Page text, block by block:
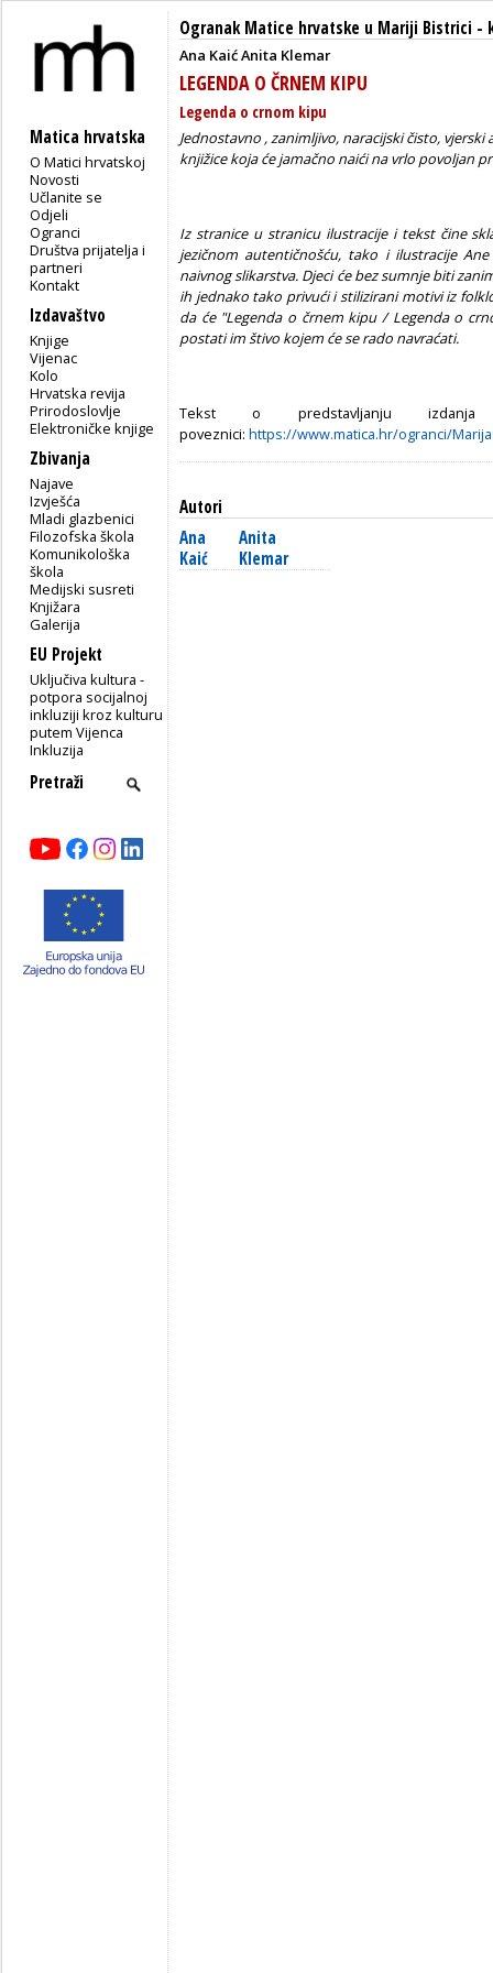
Matica hrvatska
O Matici hrvatskoj
Novosti
Učlanite se
Odjeli
Ogranci
Društva prijatelja i
partneri
Kontakt
Izdavaštvo
Knjige
Vijenac
Kolo
Hrvatska revija
Prirodoslovlje
Elektroničke knjige
Zbivanja
Najave
Izvješća
Mladi glazbenici
Filozofska škola
Komunikološka
škola
Medijski susreti
Knjižara
Galerija
EU Projekt
Uključiva kultura -
potpora socijalnoj
inkluziji kroz kulturu
putem Vijenca
Inkluzija
Ogranak Matice hrvatske u Mariji Bistrici -
Ana KaićAnita Klemar
LEGENDA O ČRNEM KIPU
Legenda o crnom kipu
Jednostavno , zanimljivo, naracijski čisto,
knjižice koja će jamačno naići na vrlo povoljan
Iz stranice u stranicu ilustracije i tekst čine
jezičnom autentičnošću, tako i ilustracije
naivnog slikarstva. Djeci će bez sumnje biti
ih jednako tako privući i stilizirani motivi iz
da će "Legenda o črnem kipu / Legenda o
postati im štivo kojem će se rado navraćati.
Tekst o predstavljanju
poveznici: https://www.matica.hr/ogranci/
Autori
Ana
Kaić
Anita
Klemar